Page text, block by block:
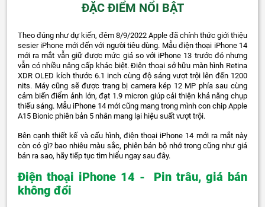
ĐẶC ĐIỂM NỔI BẬT
Theo đúng như dự kiến, đêm 8/9/2022 Apple đã chính thức giới thiệu
sesier iPhone mới đến với người tiêu dùng. Mẫu điện thoại iPhone 14
mới ra mắt vẫn giữ được mức giá so với iPhone 13 trước đó nhưng
vẫn có nhiều nâng cấp khác biệt. Điện thoại sở hữu màn hình Retina
XDR OLED kích thước 6.1 inch cùng độ sáng vượt trội lên đến 1200
nits. Máy cũng sẽ được trang bị camera kép 12 MP phía sau cùng
cảm biến điểm ảnh lớn, đạt 1.9 micron giúp cải thiện khả năng chụp
thiếu sáng. Mẫu iPhone 14 mới cũng mang trong mình con chip Apple
A15 Bionic phiên bản 5 nhân mang lại hiệu suất vượt trội.
Bên cạnh thiết kế và cấu hình, điện thoại iPhone 14 mới ra mắt này
còn có gì? bao nhiêu màu sắc, phiên bản bộ nhớ trong cũng như giá
bán ra sao, hãy tiếp tục tìm hiểu ngay sau đây.
Điện thoại iPhone 14 - Pin trâu, giá bán
không đổi